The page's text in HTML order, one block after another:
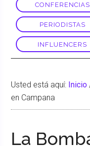
CONFERENCIAS
PERIODISTAS
INFLUENCERS
Usted está aquí: Inicio
en Campana
La